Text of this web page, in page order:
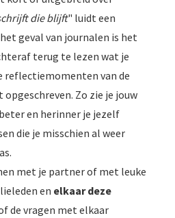
die blijft" luidt een
geval van journalen is het
terug te lezen wat je
reflectiemomenten van de
Zo zie je jouw
en herinner je jezelf
die je misschien al weer
met je partner of met leuke
en elkaar deze
de vragen met elkaar